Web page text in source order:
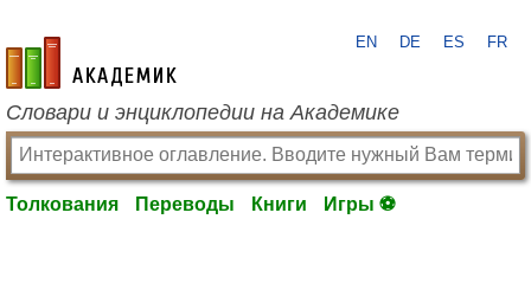
academic.ru
EN DE ES FR
Словари и энциклопедии на Академике
Толкования Переводы Книги Игры ⚽